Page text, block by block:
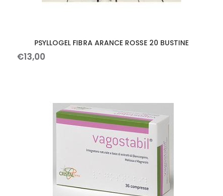
PSYLLOGEL FIBRA ARANCE ROSSE 20 BUSTINE
€13,00